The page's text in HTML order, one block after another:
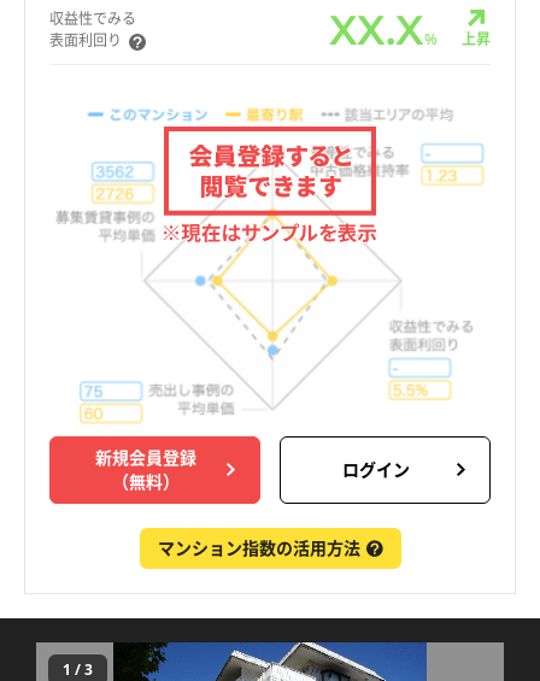
収益性でみる
表面利回り
XX.X% 上昇
新規会員登録
（無料）
ログイン
マンション指数の活用方法
1 /3